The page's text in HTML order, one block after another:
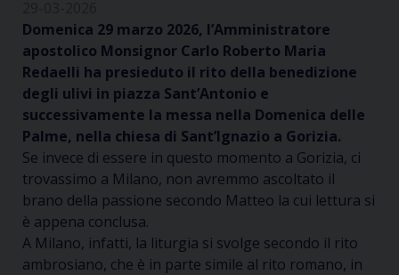
Domenica 29 marzo 2026, l’Amministratore
apostolico Monsignor Carlo Roberto Maria
Redaelli ha presieduto il rito della benedizione
degli ulivi in piazza Sant’Antonio e
successivamente la messa nella Domenica delle
Palme, nella chiesa di Sant’Ignazio a Gorizia.
Se invece di essere in questo momento a Gorizia, ci
trovassimo a Milano, non avremmo ascoltato il
brano della passione secondo Matteo la cui lettura si
è appena conclusa.
A Milano, infatti, la liturgia si svolge secondo il rito
ambrosiano, che è in parte simile al rito romano, in